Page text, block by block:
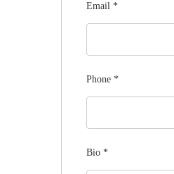
Email *
Phone *
Bio *